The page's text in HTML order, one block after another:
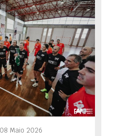
08 Maio 2026